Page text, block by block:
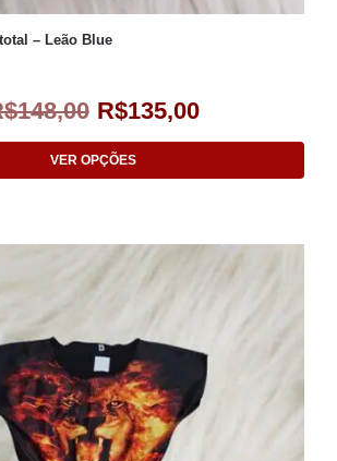
– Leão Blue
148,00 R$135,00
VER OPÇÕES